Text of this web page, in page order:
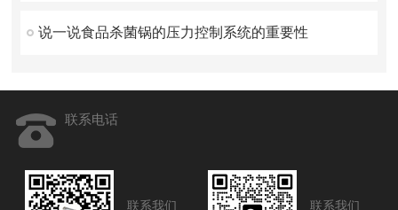
说一说食品杀菌锅的压力控制系统的重要性
联系电话
联系我们 联系我们